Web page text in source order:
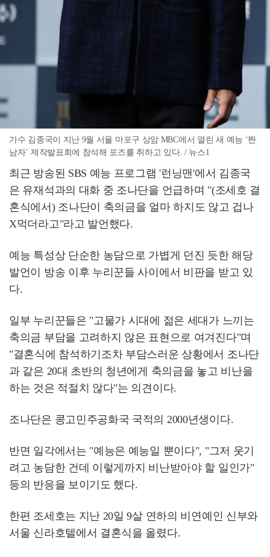
가수 김종국이 지난 9월 서울 마포구 상암 MBC에서 열린 새 예능 ‘짠
남자’ 제작발표회에 참석해 포즈를 취하고 있다. / 뉴스1
최근 방송된 SBS 예능 프로그램 '런닝맨'에서 김종국
은 유재석과의 대화 중 조나단을 언급하며 "(조세호 결
혼식에서) 조나단이 축의금을 얼마 하지도 않고 겁나
X먹더라고"라고 발언했다.
예능 특성상 단순한 농담으로 가볍게 던진 듯한 해당
발언이 방송 이후 누리꾼들 사이에서 비판을 받고 있
다.
일부 누리꾼들은 "고물가 시대에 젊은 세대가 느끼는
축의금 부담을 고려하지 않은 표현으로 여겨진다"며
"결혼식에 참석하기조차 부담스러운 상황에서 조나단
과 같은 20대 초반의 청년에게 축의금을 놓고 비난을
하는 것은 적절치 않다"는 의견이다.
조나단은 콩고민주공화국 국적의 2000년생이다.
반면 일각에서는 "예능은 예능일 뿐이다", "그저 웃기
려고 농담한 건데 이렇게까지 비난받아야 할 일인가"
등의 반응을 보이기도 했다.
한편 조세호는 지난 20일 9살 연하의 비연예인 신부와
서울 신라호텔에서 결혼식을 올렸다.